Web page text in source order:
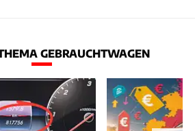
GEBRAUCHTWAGEN